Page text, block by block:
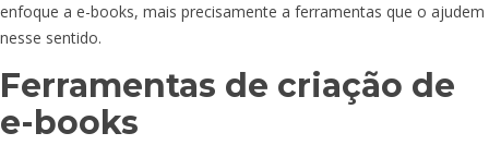
enfoque a e-books, mais precisamente a ferramentas que o ajudem
nesse sentido.
Ferramentas de criação de
e-books